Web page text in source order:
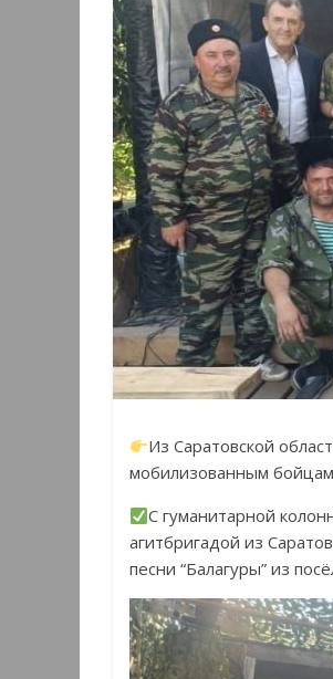
Из Саратовской
мобилизованным
С гуманитарной
агитбригадой из
песни “Балагуры” из